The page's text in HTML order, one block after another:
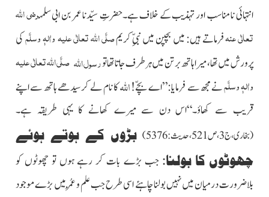
انتہائی نا مناسب اور تہذیب کے خلاف ہے۔حضرتِ سیّدنا عمر بن ابی سلمہرضی اللہ
تعالٰی عنہفرماتے ہیں: میں بچپن میں نبیِّ کریمصلَّی اللہ تعالٰی علیہ واٰلہٖ وسلَّمکی
پرورش میں تھا، میرا ہاتھ برتن میں ہر طرف جاتا تھا تورسول اللہ صلَّی اللہ تعالٰی علیہ
واٰلہٖ وسلَّمنے مجھ سے فرمایا:”اے بچّے!اللہکا نام لے کر سیدھے ہاتھ سے اپنے
قریب سے کھاؤ۔“اس دن سے میرے کھانے کا یہی طریقہ ہے۔
(بخاری،ج3،ص521،حدیث:5376)
بڑوں کے ہوتے ہوئے
چھوٹوں کا بولنا: جب بڑے بات کر رہے ہوں تو چھوٹوں کو
بلاضرورت درمیان میں نہیں بولنا چاہئے اسی طرح جب علم و عُمْر میں بڑے موجود